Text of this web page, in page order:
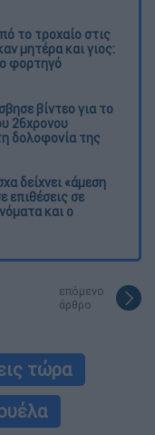
το τροχαίο στις
μητέρα και γιος:
φορτηγό
βίντεο για το
26χρονου
δολοφονία της
δείχνει «άμεση
επιθέσεις σε
και ο
επόμενο
άρθρο
τώρα